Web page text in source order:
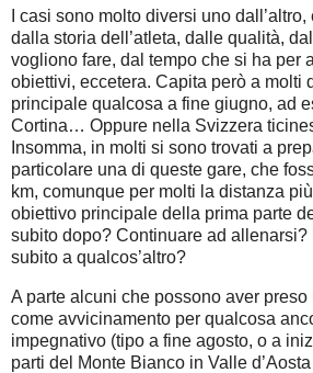
I casi sono molto diversi uno
dalla storia dell’atleta, dalle qualità,
vogliono fare, dal tempo che si ha per
obiettivi, eccetera. Capita però a molti
principale qualcosa a fine giugno, ad
Cortina… Oppure nella Svizzera
Insomma, in molti si sono trovati a
particolare una di queste gare, che
km, comunque per molti la distanza
obiettivo principale della prima parte
subito dopo? Continuare ad
subito a qualcos’altro?
A parte alcuni che possono aver
come avvicinamento per qualcosa
impegnativo (tipo a fine agosto, o a
parti del Monte Bianco in Valle